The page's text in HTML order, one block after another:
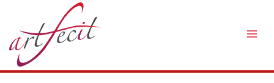
contenido